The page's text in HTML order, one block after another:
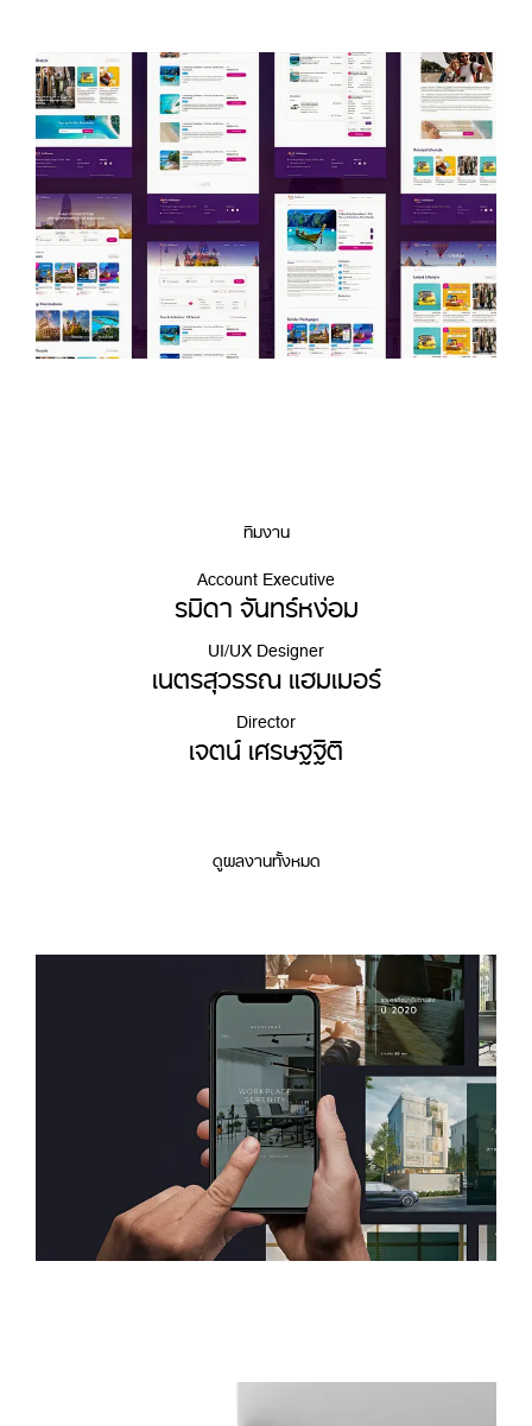
ทีมงาน
Account Executive
รมิดา จันทร์หง่อม
UI/UX Designer
เนตรสุวรรณ แฮมเมอร์
Director
เจตน์ เศรษฐฐิติ
ดูผลงานทั้งหมด